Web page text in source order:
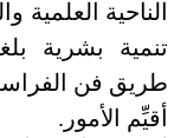
الناحية
تنمية بشرية
طريق فن
أقيِّم الأمور.